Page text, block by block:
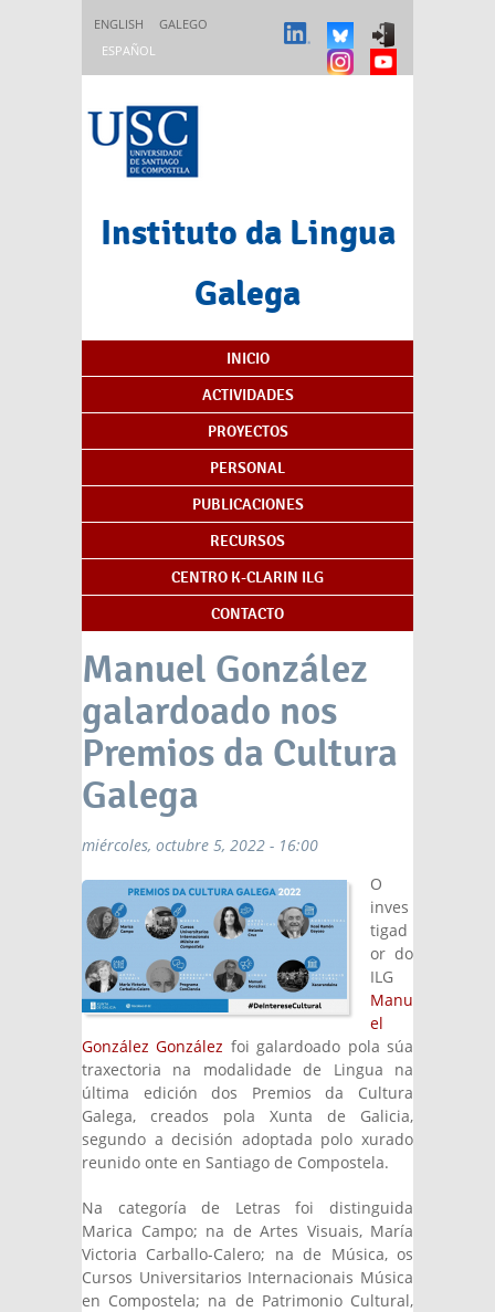
ENGLISH
GALEGO
ESPAÑOL
Instituto da Lingua
Galega
Índice de contenidos
INICIO
ACTIVIDADES
PROYECTOS
PERSONAL
PUBLICACIONES
RECURSOS
CENTRO K-CLARIN ILG
CONTACTO
Manuel González
galardoado nos
Premios da Cultura
Galega
miércoles, octubre 5, 2022 - 16:00
O
inves
tigad
or do
ILG
Manu
el
González González foi galardoado pola súa
traxectoria na modalidade de Lingua na
última edición dos Premios da Cultura
Galega, creados pola Xunta de Galicia,
segundo a decisión adoptada polo xurado
reunido onte en Santiago de Compostela.
Na categoría de Letras foi distinguida
Marica Campo; na de Artes Visuais, María
Victoria Carballo-Calero; na de Música, os
Cursos Universitarios Internacionais Música
en Compostela; na de Patrimonio Cultural,